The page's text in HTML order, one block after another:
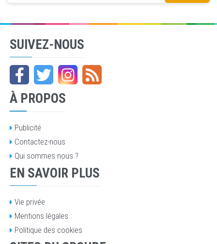
SUIVEZ-NOUS
À PROPOS
Publicité
Contactez-nous
Qui sommes nous ?
EN SAVOIR PLUS
Vie privée
Mentions légales
Politique des cookies